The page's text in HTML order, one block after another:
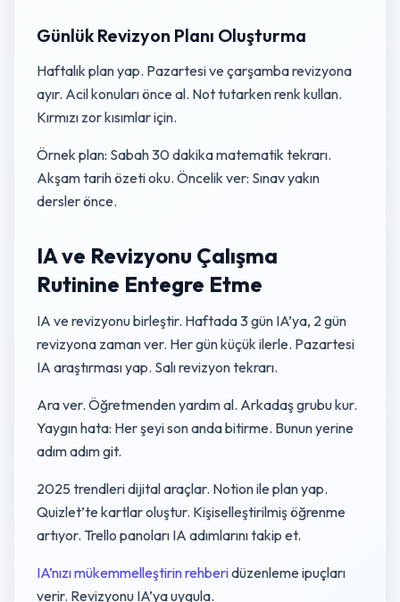
Günlük Revizyon Planı Oluşturma
Haftalık plan yap. Pazartesi ve çarşamba revizyona
ayır. Acil konuları önce al. Not tutarken renk kullan.
Kırmızı zor kısımlar için.
Örnek plan: Sabah 30 dakika matematik tekrarı.
Akşam tarih özeti oku. Öncelik ver: Sınav yakın
dersler önce.
IA ve Revizyonu Çalışma
Rutinine Entegre Etme
IA ve revizyonu birleştir. Haftada 3 gün IA’ya, 2 gün
revizyona zaman ver. Her gün küçük ilerle. Pazartesi
IA araştırması yap. Salı revizyon tekrarı.
Ara ver. Öğretmenden yardım al. Arkadaş grubu kur.
Yaygın hata: Her şeyi son anda bitirme. Bunun yerine
adım adım git.
2025 trendleri dijital araçlar. Notion ile plan yap.
Quizlet’te kartlar oluştur. Kişiselleştirilmiş öğrenme
artıyor. Trello panoları IA adımlarını takip et.
IA’nızı mükemmelleştirin rehberidüzenleme ipuçları
verir. Revizyonu IA’ya uygula.